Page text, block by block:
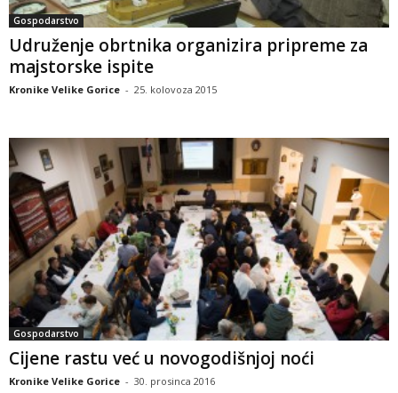
Gospodarstvo
Udruženje obrtnika organizira pripreme za
majstorske ispite
Kronike Velike Gorice - 25. kolovoza 2015
Gospodarstvo
Cijene rastu već u novogodišnjoj noći
Kronike Velike Gorice - 30. prosinca 2016